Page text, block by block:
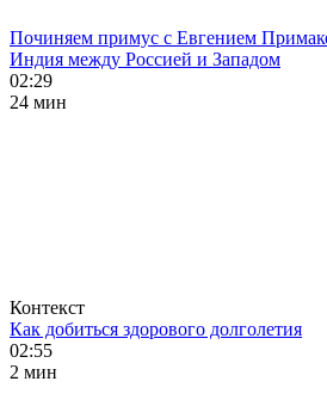
Починяем примус с Евгением
Индия между Россией и Западом
02:29
24 мин
Контекст
Как добиться здорового долголетия
02:55
2 мин